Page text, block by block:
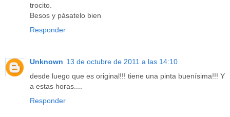
trocito.
Besos y pásatelo bien
Responder
Unknown 13 de octubre de 2011 a las 14:10
desde luego que es original!!! tiene una pinta buenísima!!! Y
a estas horas....
Responder